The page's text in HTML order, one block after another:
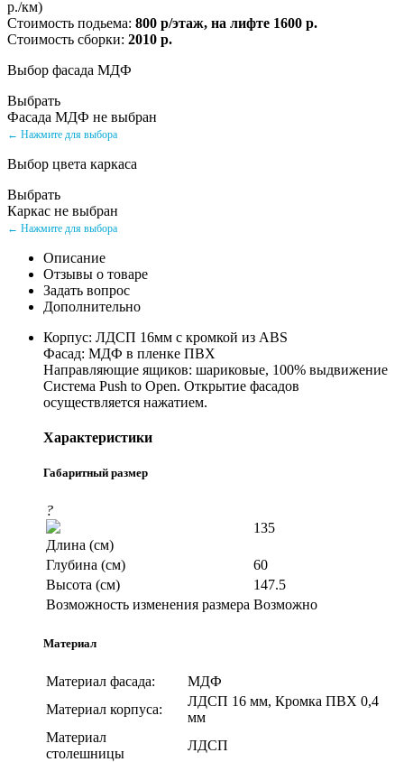
р./км)
Стоимость подьема: 800 р/этаж, на лифте 1600 р.
Стоимость сборки: 2010 р.
Выбор фасада МДФ
Выбрать
Фасада МДФ не выбран
← Нажмите для выбора
Выбор цвета каркаса
Выбрать
Каркас не выбран
← Нажмите для выбора
Описание
Отзывы о товаре
Задать вопрос
Дополнительно
Корпус: ЛДСП 16мм с кромкой из ABS
Фасад: МДФ в пленке ПВХ
Направляющие ящиков: шариковые, 100% выдвижение
Система Push to Open. Открытие фасадов
осуществляется нажатием.
Характеристики
Габаритный размер
?
Длина (см)
135
Глубина (см)
60
Высота (см)
147.5
Возможность изменения размера Возможно
Материал
Материал фасада:
МДФ
Материал корпуса:
ЛДСП 16 мм, Кромка ПВХ 0,4
мм
Материал
столешницы
ЛДСП